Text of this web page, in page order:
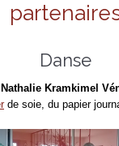
Danse
Nathalie Kramkimel
de soie, du papier